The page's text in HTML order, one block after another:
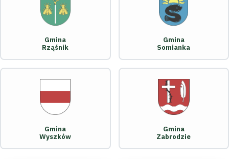
Gmina
Rząśnik
Gmina
Somianka
Gmina
Wyszków
Gmina
Zabrodzie